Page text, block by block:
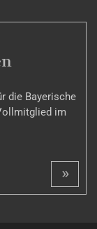
die Bayerische
im
»